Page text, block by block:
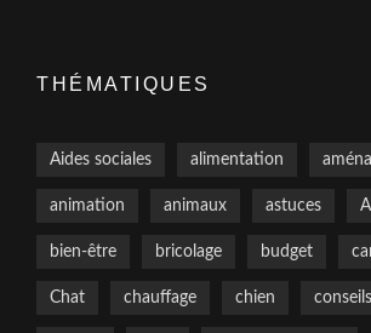
THÉMATIQUES
Aides sociales alimentation
animation animaux astuces
bien-être bricolage budget
Chat chauffage chien conseils